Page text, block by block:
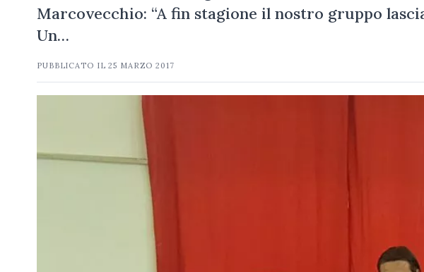
Marcovecchio: “A fin stagione il nostro gruppo
Un…
PUBBLICATO IL25 MARZO 2017